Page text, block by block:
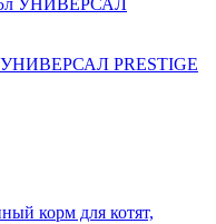
PRESTIGE